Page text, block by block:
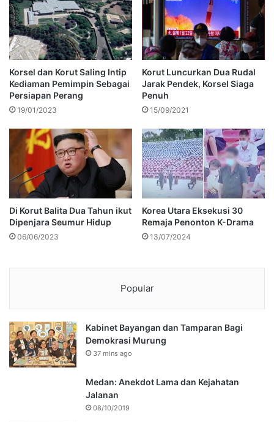
Korsel dan Korut Saling Intip
Kediaman Pemimpin Sebagai
Persiapan Perang
19/01/2023
Korut Luncurkan Dua Rudal
Jarak Pendek, Korsel Siaga
Penuh
15/09/2021
Di Korut Balita Dua Tahun ikut
Dipenjara Seumur Hidup
06/06/2023
Korea Utara Eksekusi 30
Remaja Penonton K-Drama
13/07/2024
Popular
Kabinet Bayangan dan Tamparan Bagi
Demokrasi Murung
37 mins ago
Medan: Anekdot Lama dan Kejahatan
Jalanan
08/10/2019